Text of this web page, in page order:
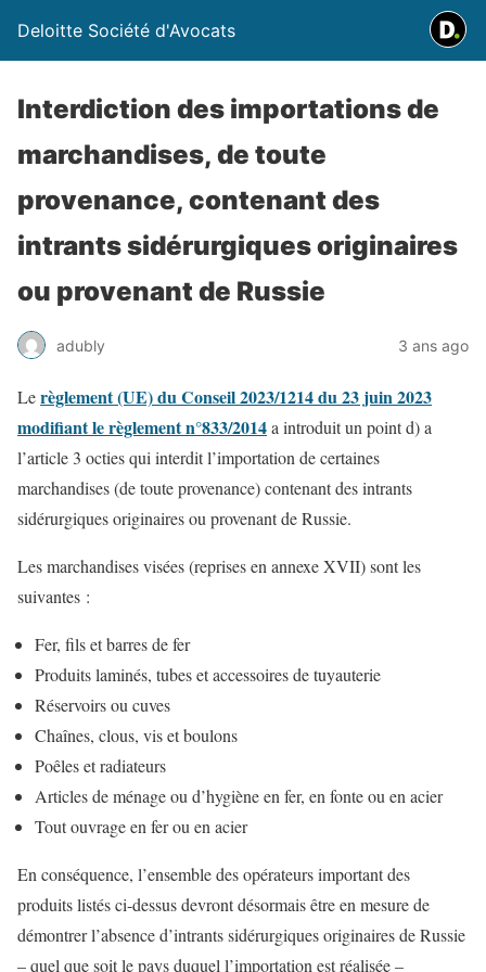
Deloitte Société d'Avocats
Interdiction des importations de
marchandises, de toute
provenance, contenant des
intrants sidérurgiques originaires
ou provenant de Russie
adubly 3 ans ago
Lerèglement (UE) du Conseil 2023/1214 du 23 juin 2023
modifiant le règlement n°833/2014a introduit un point d) a
l’article 3 octies qui interdit l’importation de certaines
marchandises (de toute provenance) contenant des intrants
sidérurgiques originaires ou provenant de Russie.
Les marchandises visées (reprises en annexe XVII) sont les
suivantes :
Fer, fils et barres de fer
Produits laminés, tubes et accessoires de tuyauterie
Réservoirs ou cuves
Chaînes, clous, vis et boulons
Poêles et radiateurs
Articles de ménage ou d’hygiène en fer, en fonte ou en acier
Tout ouvrage en fer ou en acier
En conséquence, l’ensemble des opérateurs important des
produits listés ci-dessus devront désormais être en mesure de
démontrer l’absence d’intrants sidérurgiques originaires de Russie
– quel que soit le pays duquel l’importation est réalisée –